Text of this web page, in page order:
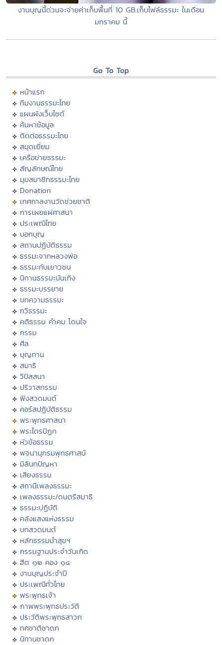
งานบุญนี้ด่วนจะจ่ายค่าเก็บพื้นที่ 10 GB.เก็บไฟล์ธรรมะ ในเดือน
มกราคม นี้
Go To Top
หน้าแรก
ทีมงานธรรมะไทย
แผนผังเว็บไซต์
ค้นหาข้อมูล
ติดต่อธรรมะไทย
สมุดเยี่ยม
เครือข่ายธรรมะ
สัญลักษณ์ไทย
มุมสมาชิกธรรมะไทย
Donation
เทศกาลงานวัดช่วยชาติ
การเผยแผ่ศาสนา
ประเพณีไทย
บอกบุญ
สถานปฏิบัติธรรม
ธรรมะจากหลวงพ่อ
ธรรมะกับเยาวชน
นิทานธรรมะบันเทิง
ธรรมะบรรยาย
บทความธรรมะ
กวีธรรมะ
คติธรรม คำคม โดนใจ
กรรม
ศีล
บุญทาน
สมาธิ
วิปัสสนา
ปริวาสกรรม
ฟังสวดมนต์
คอร์สปฏิบัติธรรม
พระพุทธศาสนา
พระไตรปิฏก
หัวข้อธรรม
พจนานุกรมพุทธศาสน์
มิลินทปัญหา
เสียงธรรม
สถานีเพลงธรรมะ
เพลงธรรมะ/ดนตรีสมาธิ
ธรรมะปฏิบัติ
คลังแสงแห่งธรรม
บทสวดมนต์
หลักธรรมนำสุขฯ
กรรมฐานประจำวันเกิด
ฮีต ๑๒ คอง ๑๔
งานบุญประจำปี
ประเพณีทั่วไทย
พระพุทธเจ้า
ภาพพระพุทธประวัติ
ประวัติพระพุทธสาวก
ทศชาติชาดก
นิทานชาดก